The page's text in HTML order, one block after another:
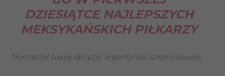
DZIESIĄTCE NAJLEPSZYCH
MEKSYKAŃSKICH PIŁKARZY
Tłumaczył swoją decyzję argentyński szkoleniowiec.